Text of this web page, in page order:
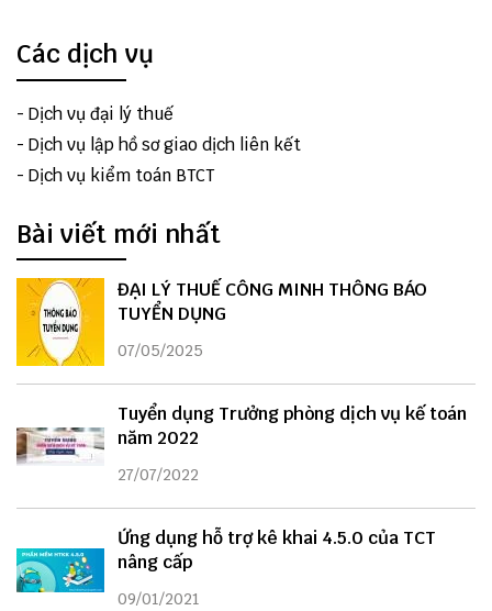
Các dịch vụ
- Dịch vụ đại lý thuế
- Dịch vụ lập hồ sơ giao dịch liên kết
- Dịch vụ kiểm toán BTCT
Bài viết mới nhất
ĐẠI LÝ THUẾ CÔNG MINH THÔNG BÁO
TUYỂN DỤNG
07/05/2025
Tuyển dụng Trưởng phòng dịch vụ kế toán
năm 2022
27/07/2022
Ứng dụng hỗ trợ kê khai 4.5.0 của TCT
nâng cấp
09/01/2021